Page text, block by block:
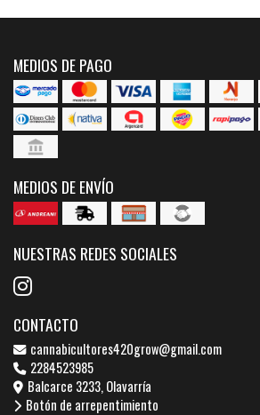
MEDIOS DE PAGO
MEDIOS DE ENVÍO
NUESTRAS REDES SOCIALES
CONTACTO
cannabicultores420grow@gmail.com
2284523985
Balcarce 3233, Olavarría
Botón de arrepentimiento